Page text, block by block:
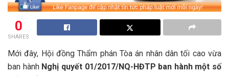
0
SHARES
Mới đây, Hội đồng Thẩm phán Tòa án nhân dân tối cao vừa
ban hành Nghị quyết 01/2017/NQ-HĐTP ban hành một số